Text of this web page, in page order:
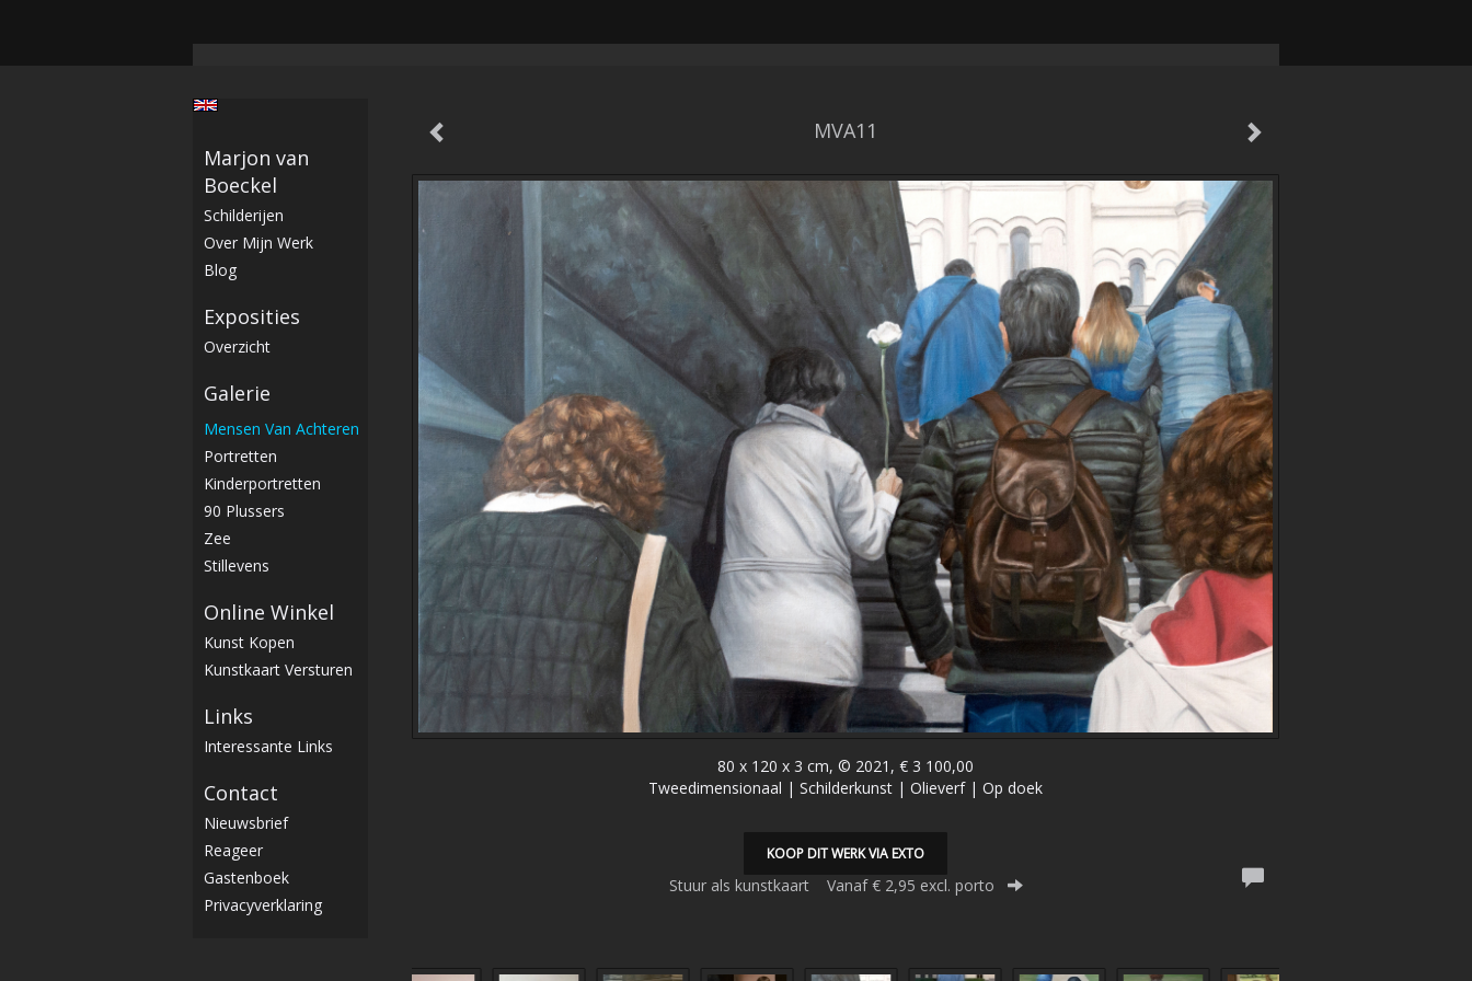
MVA11
80 x 120 x 3 cm, © 2021, € 3 100,00
Tweedimensionaal | Schilderkunst | Olieverf | Op doek
KOOP DIT WERK VIA EXTO
Stuur als kunstkaart Vanaf € 2,95 excl. porto
Marjon van
Boeckel
Schilderijen
Over Mijn Werk
Blog
Exposities
Overzicht
Galerie
Mensen Van Achteren
Portretten
Kinderportretten
90 Plussers
Zee
Stillevens
Online Winkel
Kunst Kopen
Kunstkaart Versturen
Links
Interessante Links
Contact
Nieuwsbrief
Reageer
Gastenboek
Privacyverklaring